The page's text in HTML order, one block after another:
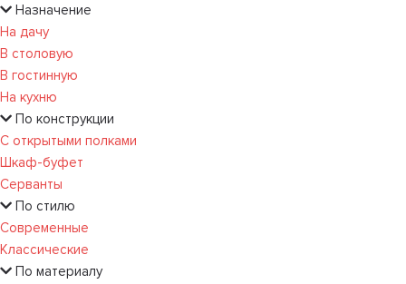
Назначение
На дачу
В столовую
В гостинную
На кухню
По конструкции
С открытыми полками
Шкаф-буфет
Серванты
По стилю
Современные
Классические
По материалу